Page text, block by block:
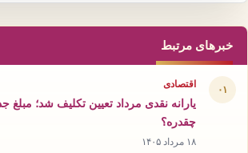
خبرهای مرتبط
۰۱ اقتصادی
یارانه نقدی مرداد تعیین تکلیف شد؛ مبلغ
چقدره؟
۱۸ مرداد ۱۴۰۵